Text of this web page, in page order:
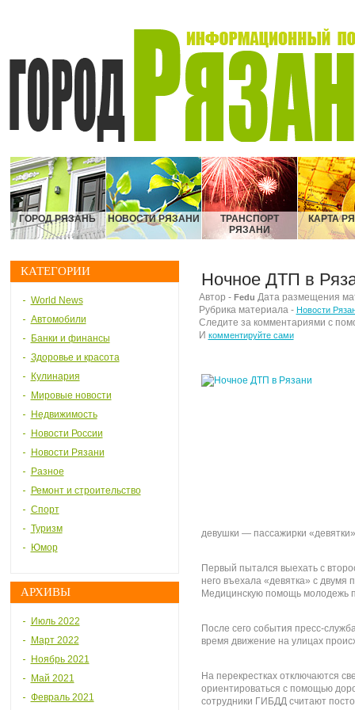
ГОРОД РЯЗАНЬ НОВОСТИ РЯЗАНИ
ТРАНСПОРТ
РЯЗАНИ
КАРТА
КАТЕГОРИИ
World News
Автомобили
Банки и финансы
Здоровье и красота
Кулинария
Мировые новости
Недвижимость
Новости России
Новости Рязани
Разное
Ремонт и строительство
Спорт
Туризм
Юмор
АРХИВЫ
Июль 2022
Март 2022
Ноябрь 2021
Май 2021
Февраль 2021
Ночное ДТП в
Автор - Fedu Дата размещения
Рубрика материала - Новости
Следите за комментариями с
И комментируйте сами
девушки — пассажирки
Первый пытался выехать с
него въехала «девятка» с
Медицинскую помощь молодежь
После сего события пресс-
время движение на улицах
На перекрестках отключаются
ориентироваться с помощью
сотрудники ГИБДД считают